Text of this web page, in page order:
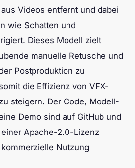
Videos entfernt und dabei
wie Schatten und
Dieses Modell zielt
manuelle Retusche und
Postproduktion zu
die Effizienz von VFX-
steigern. Der Code, Modell-
Demo sind auf GitHub und
Apache-2.0-Lizenz
Nutzung